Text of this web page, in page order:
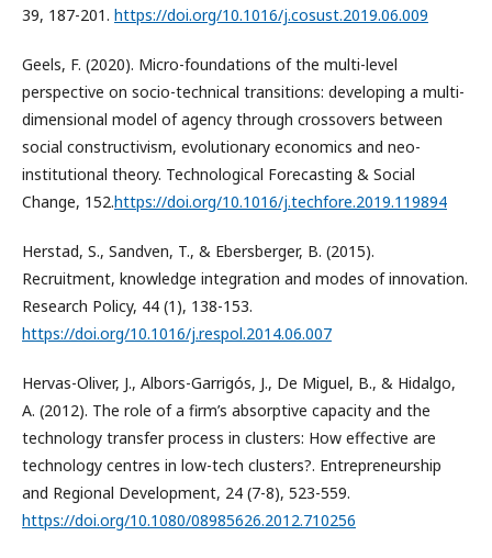
39, 187-201. https://doi.org/10.1016/j.cosust.2019.06.009
Geels, F. (2020). Micro-foundations of the multi-level
perspective on socio-technical transitions: developing a multi-
dimensional model of agency through crossovers between
social constructivism, evolutionary economics and neo-
institutional theory. Technological Forecasting & Social
Change, 152.https://doi.org/10.1016/j.techfore.2019.119894
Herstad, S., Sandven, T., & Ebersberger, B. (2015).
Recruitment, knowledge integration and modes of innovation.
Research Policy, 44 (1), 138-153.
https://doi.org/10.1016/j.respol.2014.06.007
Hervas-Oliver, J., Albors-Garrigós, J., De Miguel, B., & Hidalgo,
A. (2012). The role of a firm’s absorptive capacity and the
technology transfer process in clusters: How effective are
technology centres in low-tech clusters?. Entrepreneurship
and Regional Development, 24 (7-8), 523-559.
https://doi.org/10.1080/08985626.2012.710256